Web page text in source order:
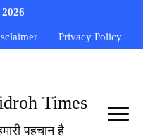
Privacy Policy
Times
पहचान है